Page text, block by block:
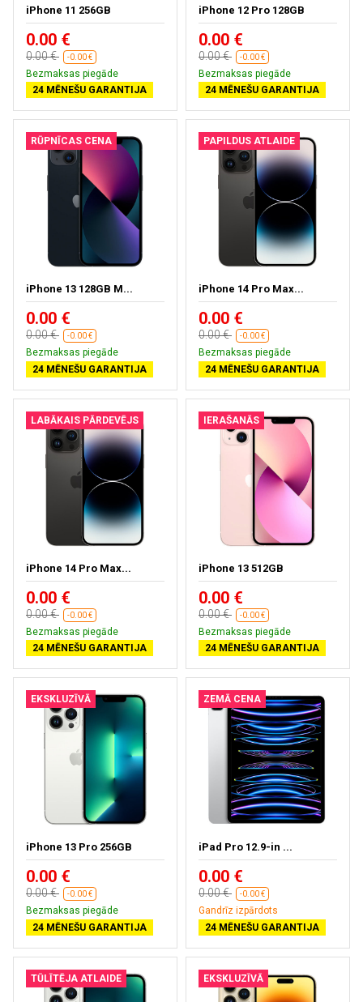
iPhone 11 256GB
0.00 €
0.00 € -0.00 €
Bezmaksas piegāde
24 MĒNEŠU GARANTIJA
iPhone 12 Pro 128GB
0.00 €
0.00 € -0.00 €
Bezmaksas piegāde
24 MĒNEŠU GARANTIJA
RŪPNĪCAS CENA
iPhone 13 128GB M...
0.00 €
0.00 € -0.00 €
Bezmaksas piegāde
24 MĒNEŠU GARANTIJA
PAPILDUS ATLAIDE
iPhone 14 Pro Max...
0.00 €
0.00 € -0.00 €
Bezmaksas piegāde
24 MĒNEŠU GARANTIJA
LABĀKAIS PĀRDEVĒJS
iPhone 14 Pro Max...
0.00 €
0.00 € -0.00 €
Bezmaksas piegāde
24 MĒNEŠU GARANTIJA
IERAŠANĀS
iPhone 13 512GB
0.00 €
0.00 € -0.00 €
Bezmaksas piegāde
24 MĒNEŠU GARANTIJA
EKSKLUZĪVĀ
iPhone 13 Pro 256GB
0.00 €
0.00 € -0.00 €
Bezmaksas piegāde
24 MĒNEŠU GARANTIJA
ZEMĀ CENA
iPad Pro 12.9-in ...
0.00 €
0.00 € -0.00 €
Gandrīz izpārdots
24 MĒNEŠU GARANTIJA
TŪLĪTĒJA ATLAIDE EKSKLUZĪVĀ